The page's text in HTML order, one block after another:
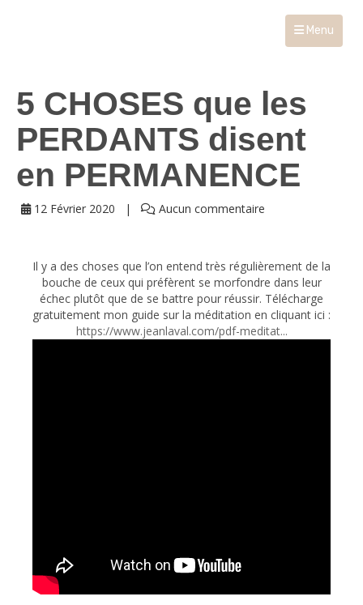
Menu
5 CHOSES que les
PERDANTS disent
en PERMANENCE
12 Février 2020 Aucun commentaire
Il y a des choses que l’on entend très régulièrement de la
bouche de ceux qui préfèrent se morfondre dans leur
échec plutôt que de se battre pour réussir. Télécharge
gratuitement mon guide sur la méditation en cliquant ici :
https://www.jeanlaval.com/pdf-meditat...